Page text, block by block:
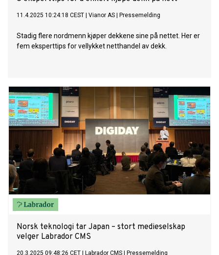
11.4.2025 10:24:18 CEST Vianor AS Pressemelding
Stadig flere nordmenn kjøper dekkene sine på nettet. Her er
fem eksperttips for vellykket netthandel av dekk.
Norsk teknologi tar Japan – stort medieselskap
velger Labrador CMS
20.3.2025 09:48:26 CET Labrador CMS Pressemelding